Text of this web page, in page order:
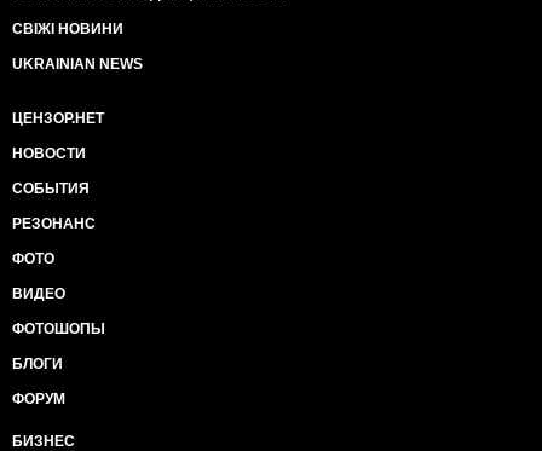
СВІЖІ НОВИНИ
UKRAINIAN NEWS
ЦЕНЗОР.НЕТ
НОВОСТИ
СОБЫТИЯ
РЕЗОНАНС
ФОТО
ВИДЕО
ФОТОШОПЫ
БЛОГИ
ФОРУМ
БИЗНЕС